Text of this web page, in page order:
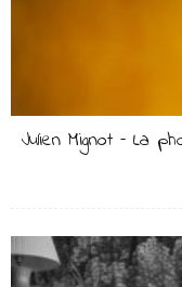
Julien Mignot – La